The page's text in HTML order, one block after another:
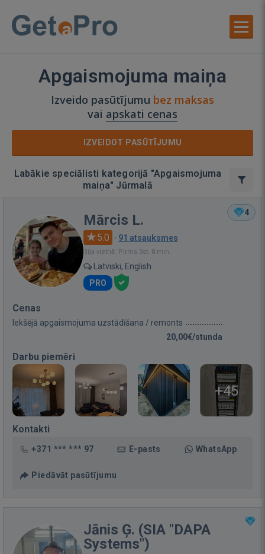
Apgaismojuma maiņa
Izveido pasūtījumu bez maksas
vai apskati cenas
IZVEIDOT PASŪTĪJUMU
Labākie speciālisti kategorijā "Apgaismojuma
maiņa" Jūrmalā
4
Mārcis L.
5.0 · 91 atsauksmes
Bija vietnē: Pirms 3st. 8 min.
Latviski, English
PRO
Cenas
Iekšējā apgaismojuma uzstādīšana / remonts
20,00€/stunda
Darbu piemēri
+45
Kontakti
+371 *** *** 97 E-pasts WhatsApp
Piedāvāt pasūtījumu
Jānis Ģ. (SIA "DAPA
Systems")